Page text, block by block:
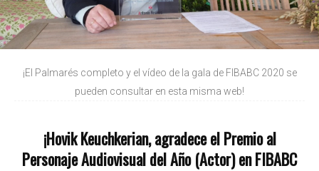
¡El Palmarés completo y el vídeo de la gala de FIBABC 2020 se
pueden consultar en esta misma web!
¡Hovik Keuchkerian, agradece el Premio al
Personaje Audiovisual del Año (Actor) en FIBABC